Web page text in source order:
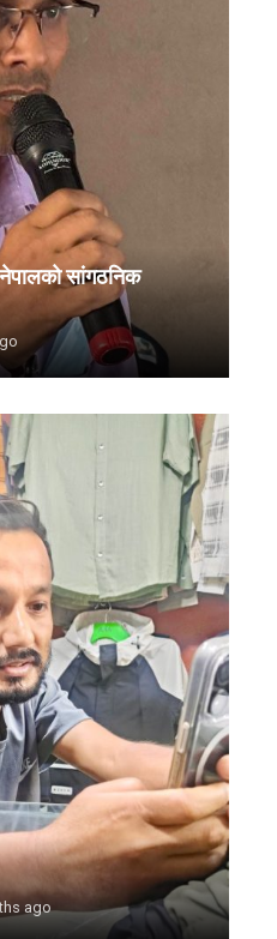
सांगठनिक
ago